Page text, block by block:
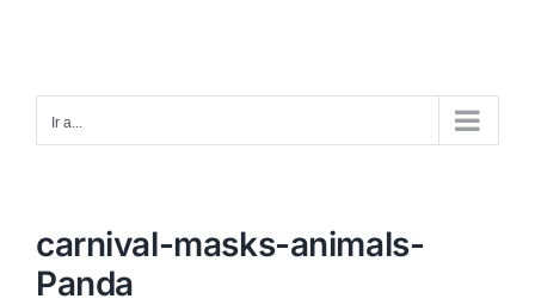
Ir a...
carnival-masks-animals-
Panda